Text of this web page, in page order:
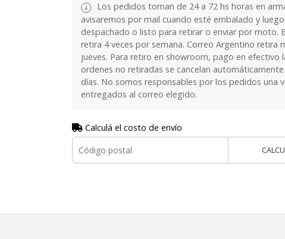
Los pedidos toman de 24 a 72 hs horas en
avisaremos por mail cuando esté embalado y luego
despachado o listo para retirar o enviar por moto.
retira 4 veces por semana. Correo Argentino retira
jueves. Para retiro en showroom, pago en efectivo
ordenes no retiradas se cancelan
días. No somos responsables por los pedidos una
entregados al correo elegido.
Calculá el costo de envío